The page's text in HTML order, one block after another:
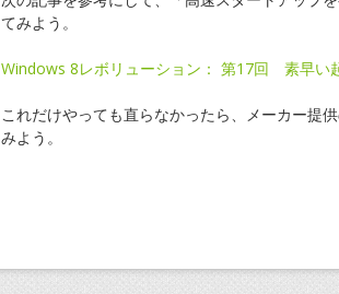
てみよう。
Windows 8レボリューション： 第17回 素早い
これだけやっても直らなかったら、メーカー提
みよう。